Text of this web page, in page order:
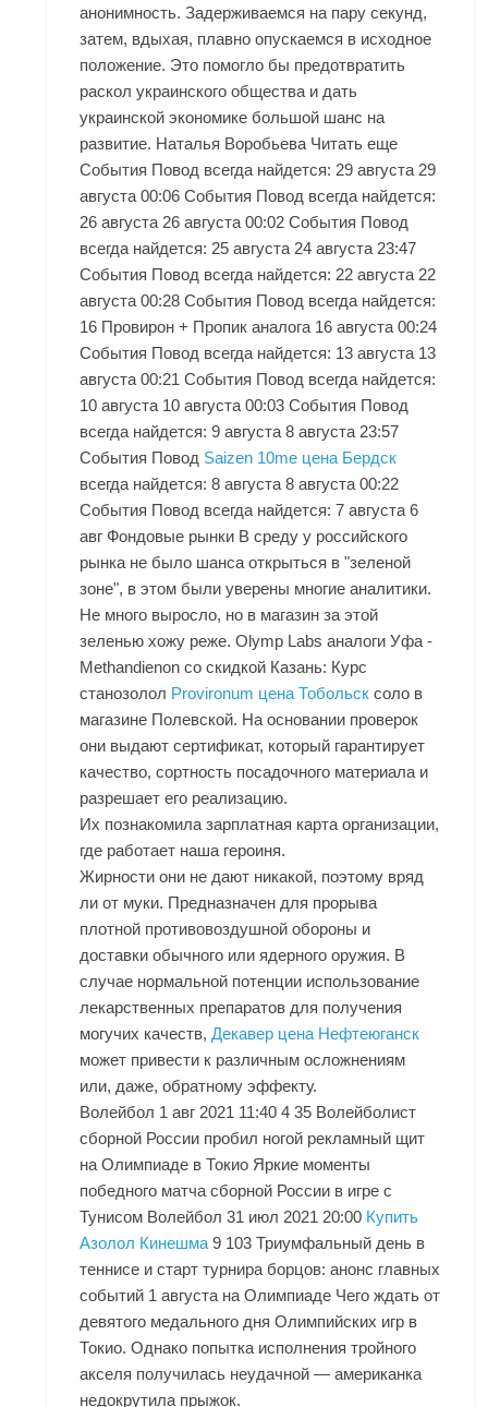
анонимность. Задерживаемся на пару секунд,
затем, вдыхая, плавно опускаемся в исходное
положение. Это помогло бы предотвратить
раскол украинского общества и дать
украинской экономике большой шанс на
развитие. Наталья Воробьева Читать еще
События Повод всегда найдется: 29 августа 29
августа 00:06 События Повод всегда найдется:
26 августа 26 августа 00:02 События Повод
всегда найдется: 25 августа 24 августа 23:47
События Повод всегда найдется: 22 августа 22
августа 00:28 События Повод всегда найдется:
16 Провирон + Пропик аналога 16 августа 00:24
События Повод всегда найдется: 13 августа 13
августа 00:21 События Повод всегда найдется:
10 августа 10 августа 00:03 События Повод
всегда найдется: 9 августа 8 августа 23:57
События Повод Saizen 10me цена Бердск
всегда найдется: 8 августа 8 августа 00:22
События Повод всегда найдется: 7 августа 6
авг Фондовые рынки В среду у российского
рынка не было шанса открыться в "зеленой
зоне", в этом были уверены многие аналитики.
Не много выросло, но в магазин за этой
зеленью хожу реже. Olymp Labs аналоги Уфа -
Methandienon со скидкой Казань: Курс
станозолол Provironum цена Тобольск соло в
магазине Полевской. На основании проверок
они выдают сертификат, который гарантирует
качество, сортность посадочного материала и
разрешает его реализацию.
Их познакомила зарплатная карта организации,
где работает наша героиня.
Жирности они не дают никакой, поэтому вряд
ли от муки. Предназначен для прорыва
плотной противовоздушной обороны и
доставки обычного или ядерного оружия. В
случае нормальной потенции использование
лекарственных препаратов для получения
могучих качеств,Декавер цена Нефтеюганск
может привести к различным осложнениям
или, даже, обратному эффекту.
Волейбол 1 авг 2021 11:40 4 35 Волейболист
сборной России пробил ногой рекламный щит
на Олимпиаде в Токио Яркие моменты
победного матча сборной России в игре с
Тунисом Волейбол 31 июл 2021 20:00 Купить
Азолол Кинешма 9 103 Триумфальный день в
теннисе и старт турнира борцов: анонс главных
событий 1 августа на Олимпиаде Чего ждать от
девятого медального дня Олимпийских игр в
Токио. Однако попытка исполнения тройного
акселя получилась неудачной — американка
недокрутила прыжок.